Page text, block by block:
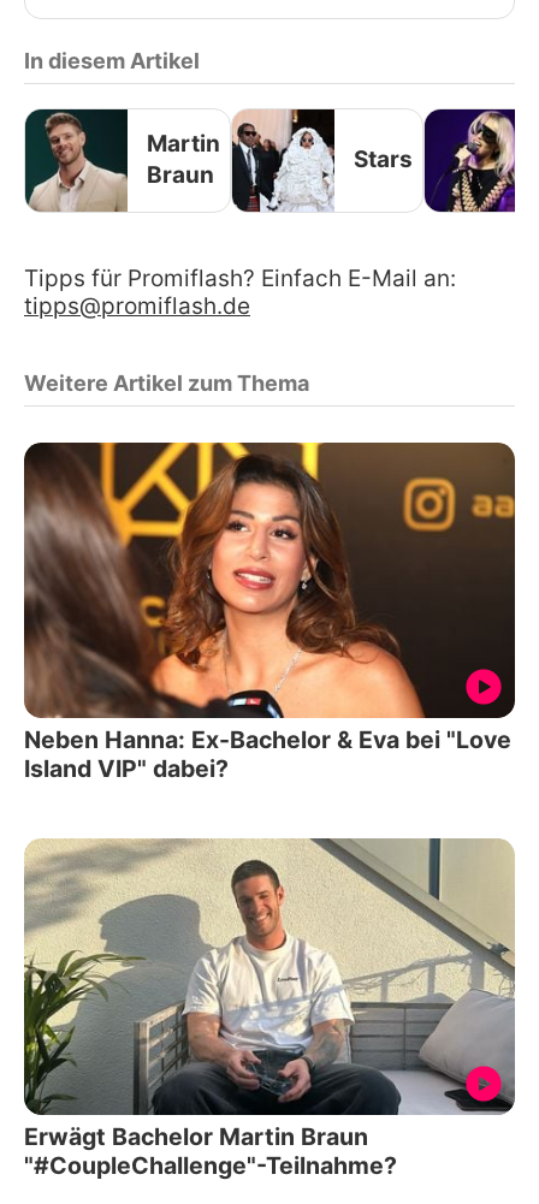
In diesem Artikel
Martin
Braun
Stars
Tipps für Promiflash? Einfach E-Mail an:
tipps@promiflash.de
Weitere Artikel zum Thema
Neben Hanna: Ex-Bachelor & Eva bei "Love
Island VIP" dabei?
Erwägt Bachelor Martin Braun
"#CoupleChallenge"-Teilnahme?